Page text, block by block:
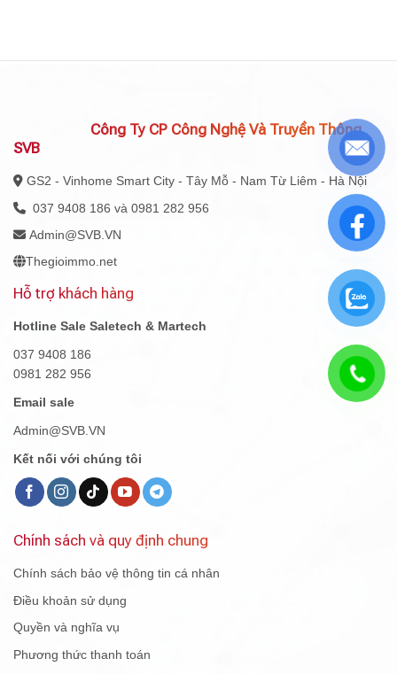
Công Ty CP Công Nghệ Và Truyền Thông
SVB
GS2 - Vinhome Smart City - Tây Mỗ - Nam Từ Liêm - Hà Nội
037 9408 186 và 0981 282 956
Admin@SVB.VN
Thegioimmo.net
Hỗ trợ khách hàng
Hotline Sale Saletech & Martech
037 9408 186
0981 282 956
Email sale
Admin@SVB.VN
Kết nối với chúng tôi
Chính sách và quy định chung
Chính sách bảo vệ thông tin cá nhân
Điều khoản sử dụng
Quyền và nghĩa vụ
Phương thức thanh toán